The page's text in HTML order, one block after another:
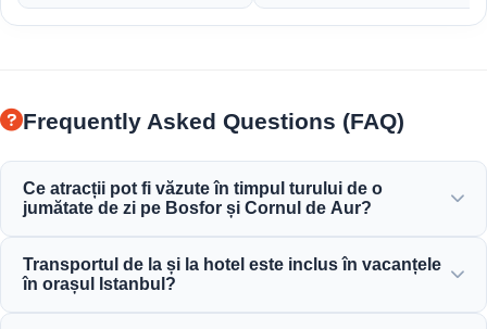
Frequently Asked Questions (FAQ)
Ce atracții pot fi văzute în timpul turului de o
jumătate de zi pe Bosfor și Cornul de Aur?
Aur, Podului Bosfor, Palatului Dolmabahçe, Moscheii
Ortaköy, Castelului Rumeli și a elegantelor conace
Transportul de la și la hotel este inclus în vacanțele
în orașul Istanbul?